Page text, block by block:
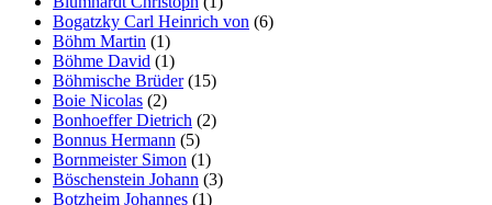
Bogatzky Carl Heinrich von (6)
Böhm Martin (1)
Böhme David (1)
Böhmische Brüder(15)
Boie Nicolas (2)
Bonhoeffer Dietrich (2)
Bonnus Hermann (5)
Bornmeister Simon (1)
Böschenstein Johann (3)
Botzheim Johannes (1)